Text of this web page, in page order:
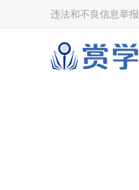
违法和不良信息举报